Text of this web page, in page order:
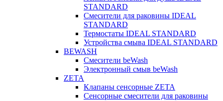
STANDARD
Смесители для раковины IDEAL
STANDARD
Термостаты IDEAL STANDARD
Устройства смыва IDEAL STANDARD
BEWASH
Смесители beWash
Электронный смыв beWash
ZETA
Клапаны сенсорные ZETA
Сенсорные смесители для раковины